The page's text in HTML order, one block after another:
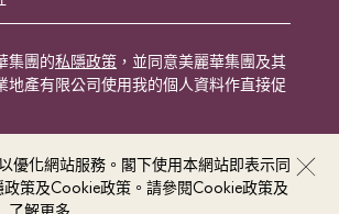
優化網站服務。閣下使用本網站即表示同
策及Cookie政策。請參閱Cookie政策及
集團的私隱政策 ，並同意美麗華集團及其
地產有限公司使用我的個人資料作直接促